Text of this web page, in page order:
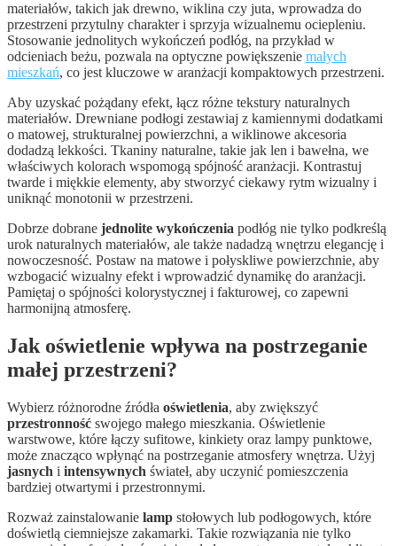
materiałów, takich jak drewno, wiklina czy juta, wprowadza do
przestrzeni przytulny charakter i sprzyja wizualnemu ociepleniu.
Stosowanie jednolitych wykończeń podłóg, na przykład w
odcieniach beżu, pozwala na optyczne powiększenie małych
mieszkań, co jest kluczowe w aranżacji kompaktowych przestrzeni.
Aby uzyskać pożądany efekt, łącz różne tekstury naturalnych
materiałów. Drewniane podłogi zestawiaj z kamiennymi dodatkami
o matowej, strukturalnej powierzchni, a wiklinowe akcesoria
dodadzą lekkości. Tkaniny naturalne, takie jak len i bawełna, we
właściwych kolorach wspomogą spójność aranżacji. Kontrastuj
twarde i miękkie elementy, aby stworzyć ciekawy rytm wizualny i
uniknąć monotonii w przestrzeni.
Dobrze dobrane jednolite wykończenia podłóg nie tylko podkreślą
urok naturalnych materiałów, ale także nadadzą wnętrzu elegancję i
nowoczesność. Postaw na matowe i połyskliwe powierzchnie, aby
wzbogacić wizualny efekt i wprowadzić dynamikę do aranżacji.
Pamiętaj o spójności kolorystycznej i fakturowej, co zapewni
harmonijną atmosferę.
Jak oświetlenie wpływa na postrzeganie
małej przestrzeni?
Wybierz różnorodne źródła oświetlenia, aby zwiększyć
przestronność swojego małego mieszkania. Oświetlenie
warstwowe, które łączy sufitowe, kinkiety oraz lampy punktowe,
może znacząco wpłynąć na postrzeganie atmosfery wnętrza. Użyj
jasnych i intensywnych świateł, aby uczynić pomieszczenia
bardziej otwartymi i przestronnymi.
Rozważ zainstalowanie lamp stołowych lub podłogowych, które
doświetlą ciemniejsze zakamarki. Takie rozwiązania nie tylko